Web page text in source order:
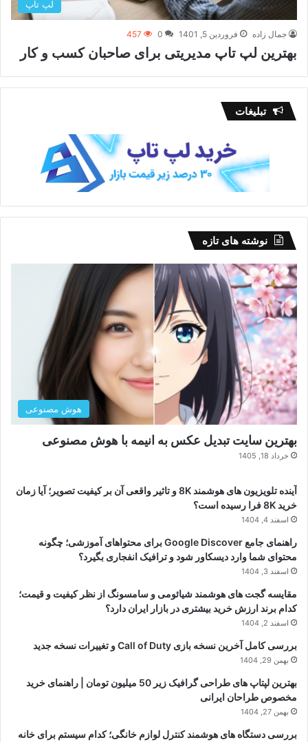
لپ تاپ
جمال زاده فروردین 5, 1401 0
457
بهترین لپ تاپ مدیریتی برای صاحبان کسب و کار
تبلیغات
نوشته های تازه
هوش مصنوعی
بهترین سایت تبدیل عکس به انیمه با هوش مصنوعی
خرداد 18, 1405
آینده تلویزیون های هوشمند 8K و تاثیر واقعی آن بر کیفیت تصویر؛ آیا زمان
خرید 8K فرا رسیده است؟
اسفند 4, 1404
راهنمای جامع Google Discover برای محتواهای آموزشی؛ چگونه
محتوای شما وارد دیسکاور شود و ترافیک انفجاری بگیرد؟
اسفند 3, 1404
مقایسه گجت های هوشمند شیائومی و سامسونگ از نظر کیفیت و قیمت؛
کدام برند ارزش خرید بیشتری در بازار ایران دارد؟
اسفند 2, 1404
بررسی کامل آخرین نسخه بازی Call of Duty و تغییرات نسخه جدید
بهمن 29, 1404
بهترین لپتاپ های طراحی گرافیک زیر 50 میلیون تومان | راهنمای خرید
مخصوص طراحان ایرانی
بهمن 27, 1404
بررسی دستگاه های هوشمند کنترل لوازم خانگی؛ کدام سیستم برای خانه